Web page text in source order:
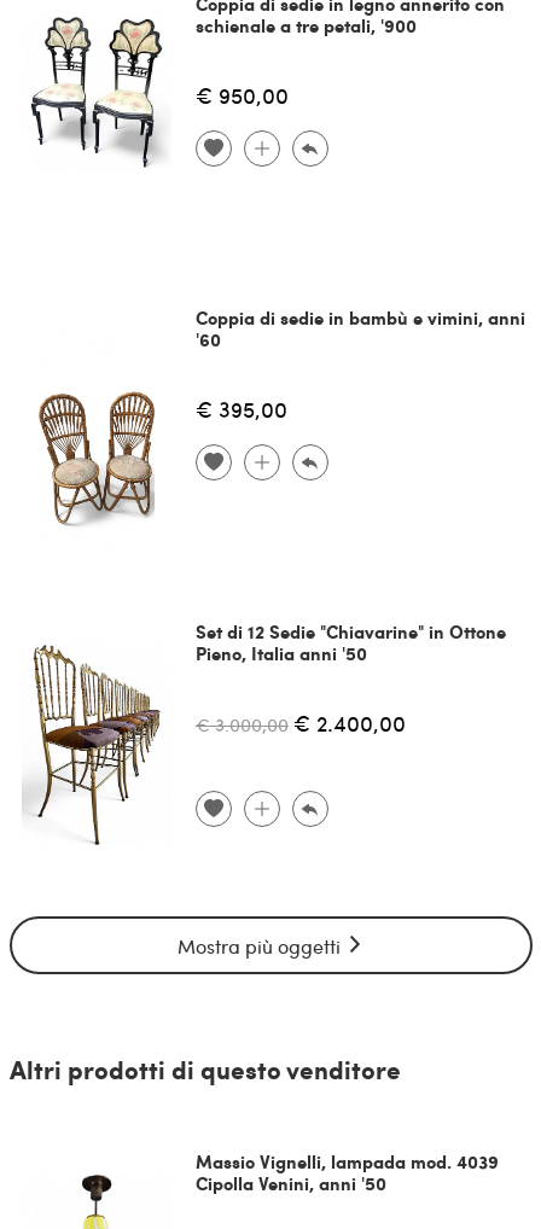
schienale a tre petali, '900
€ 950,00
Coppia di sedie in bambù e vimini, anni
'60
€ 395,00
Set di 12 Sedie "Chiavarine" in Ottone
Pieno, Italia anni '50
€ 3.000,00 € 2.400,00
Mostra più oggetti
Altri prodotti di questo venditore
Massio Vignelli, lampada mod. 4039
Cipolla Venini, anni '50